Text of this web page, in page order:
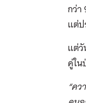
กว่า
แต่ป
แต่
คู่ใ
“ค